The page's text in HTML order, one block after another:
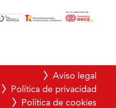
Aviso legal
Política de privacidad
Política de cookies